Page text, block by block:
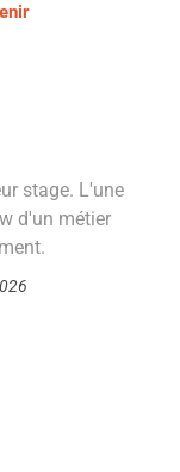
stage. L'une
d'un métier